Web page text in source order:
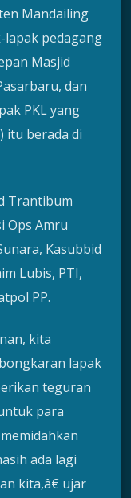
Mandailing
lapak pedagang
Masjid
dan
PKL yang
itu berada di
Trantibum
Ops Amru
Kasubbid
Lubis, PTI,
PP.
kita
lapak
teguran
para
ada lagi
kita,â€ ujar